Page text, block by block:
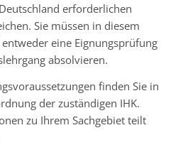
erforderlichen
Sie müssen in diesem
eine Eignungsprüfung
absolvieren.
finden Sie in
der zuständigen IHK.
zu Ihrem Sachgebiet teilt